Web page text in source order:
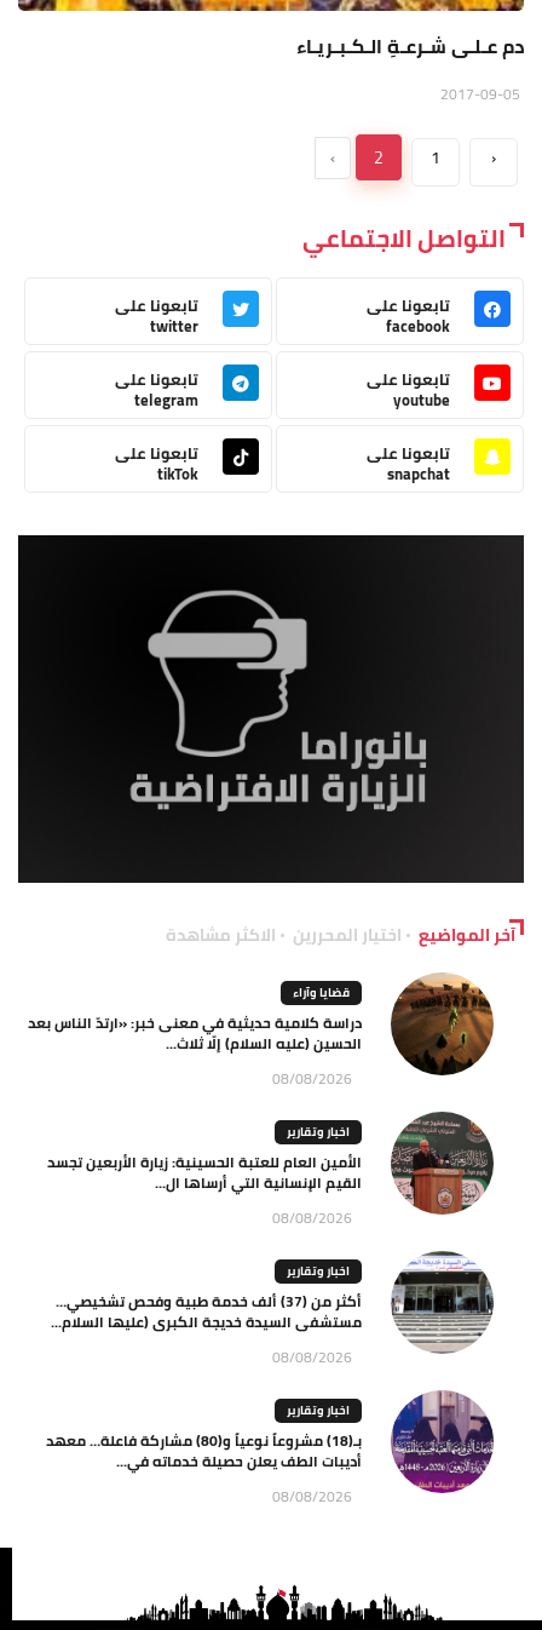
دم عـلـى شـرعـةِ الـكـبـريـاء
‹
1
2
›
التواصل الاجتماعي
تابعونا على
facebook
تابعونا على
twitter
تابعونا على
youtube
تابعونا على
telegram
تابعونا على
snapchat
تابعونا على
tikTok
آخر المواضيع اختيار المحررين الاكثر مشاهدة
قضايا وآراء
دراسة كلامية حديثية في معنى خبر: «ارتدّ الناس بعد
الحسين (عليه السلام) إلّا ثلاث...
08/08/2026
اخبار وتقارير
الأمين العام للعتبة الحسينية: زيارة الأربعين تجسد
القيم الإنسانية التي أرساها ال...
08/08/2026
اخبار وتقارير
أكثر من (37) ألف خدمة طبية وفحص تشخيصي…
مستشفى السيدة خديجة الكبرى (عليها السلام...
08/08/2026
اخبار وتقارير
بـ(18) مشروعاً نوعياً و(80) مشاركة فاعلة… معهد
أديبات الطف يعلن حصيلة خدماته في...
08/08/2026